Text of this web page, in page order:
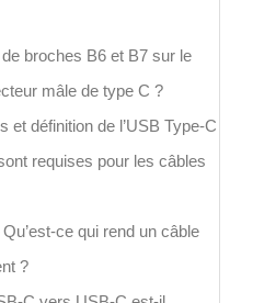
broches B6 et B7 sur le
mâle de type C ?
et définition de l’USB Type-C
requises pour les câbles
ce qui rend un câble
?